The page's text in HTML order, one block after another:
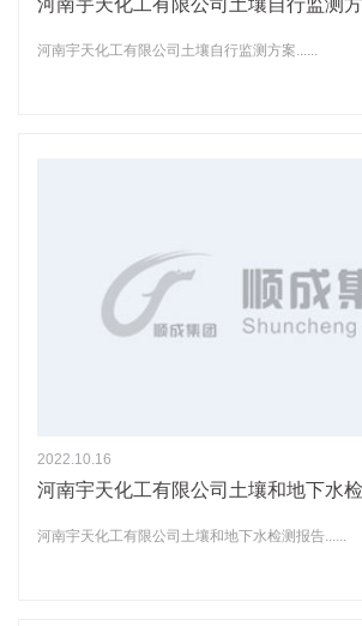
河南宇天化工有限公司土壤自行监测
河南宇天化工有限公司土壤自行监测方案......
2022.10.16
河南宇天化工有限公司土壤和地下水
河南宇天化工有限公司土壤和地下水检测报告......